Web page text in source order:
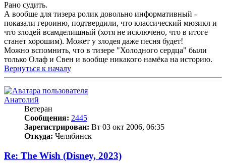
Рано судить.
А вообще для тизера ролик довольно информативный -
показали героиню, подтвердили, что классический мюзикл и
что злодей всамделишный (хотя не исключено, что в итоге
станет хорошим). Может у злодея даже песня будет!
Можно вспомнить, что в тизере "Холодного сердца" были
только Олаф и Свен и вообще никакого намёка на историю.
Вернуться к началу
Анатолий
Ветеран
Сообщения: 2445
Зарегистрирован: Вт 03 окт 2006, 06:35
Откуда: Челябинск
Re: The Wish (Disney, 2023)